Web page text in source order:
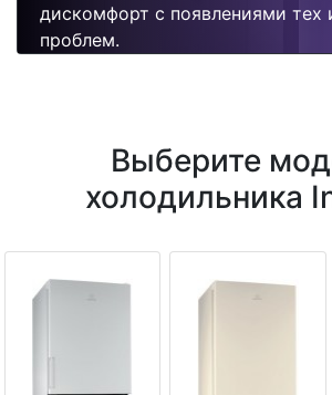
дискомфорт с появлениями тех
проблем.
Выберите
холодильника